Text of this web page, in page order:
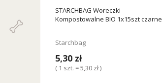
STARCHBAG Woreczki
Kompostowalne BIO 1x15szt czarne
Starchbag
5,30 zł
( 1 szt. = 5,30 zł )